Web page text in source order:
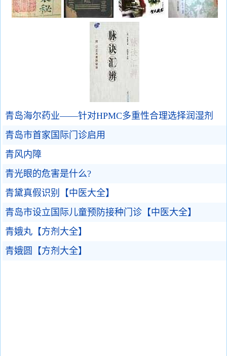
青岛海尔药业——针对HPMC多重性合理选择润湿剂
青岛市首家国际门诊启用
青风内障
青光眼的危害是什么?
青黛真假识别【中医大全】
青岛市设立国际儿童预防接种门诊【中医大全】
青娥丸【方剂大全】
青娥圆【方剂大全】